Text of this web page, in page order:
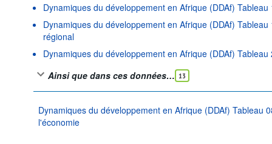
Dynamiques du développement en Afrique (DDAf)
Dynamiques du développement en Afrique (DDAf)
régional
Dynamiques du développement en Afrique (DDAf)
Ainsi que dans ces données… 13
Dynamiques du développement en Afrique (DDAf) Tableau
l'économie